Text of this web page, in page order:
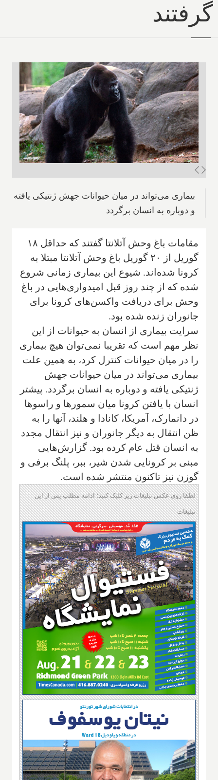
گرفتند
بیماری می‌تواند در میان حیوانات جهش ژنتیکی یافته
و دوباره به انسان برگردد
مقامات باغ وحش آتلانتا گفتند که حداقل ۱۸
گوریل از ۲۰ گوریل باغ وحش آتلانتا مبتلا به
کرونا شده‌اند. شیوع این بیماری زمانی شروع
شده که از چند روز قبل امیدواری‌هایی در باغ
وحش برای دریافت واکسن‌های کرونا برای
جانوران زنده شده بود.
سرایت بیماری از انسان به حیوانات از این
نظر مهم است که تقریبا نمی‌توان هیچ بیماری
را در میان حیوانات کنترل کرد، به همین علت
بیماری می‌تواند در میان حیوانات جهش
ژنتیکی یافته و دوباره به انسان برگردد. پیشتر
انسان با یافتن کرونا میان سمورها و راسوها
در دانمارک، آمریکا، کانادا و هلند، آنها را به
ظن انتقال به دیگر جانوران و نیز انتقال مجدد
به انسان قتل عام کرده بود. گزارش‌هایی
مبنی بر کرونایی شدن شیر، ببر، پلنگ برفی و
گوزن نیز تاکنون منتشر شده است.
لطفا روی عکس تبلیغات زیر کلیک کنید؛ ادامه مطلب پس از این
تبلیغات